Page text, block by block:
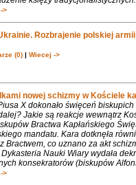
>
Rozbrajenie polskiej armii
(0)| Wiecej ->
nowej schizmy w Kościele
X dokonało święceń
Jakie są reakcje wewnątrz
Bractwa Kapłańskiego
mandatu. Kara dotknęła
Bractwem, co uznano za akt
Nauki Wiary wydała
konsekratorów (biskupów
>